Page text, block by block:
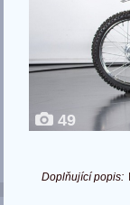
49
Doplňující popis: